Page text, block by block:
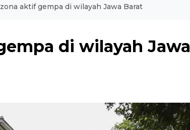
aktif gempa di wilayah Jawa Barat
di wilayah Jawa